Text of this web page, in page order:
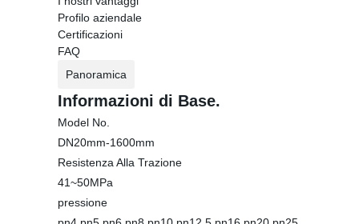
Profilo aziendale
Certificazioni
FAQ
Panoramica
Informazioni di Base.
Model No.
DN20mm-1600mm
Resistenza Alla Trazione
41~50MPa
pressione